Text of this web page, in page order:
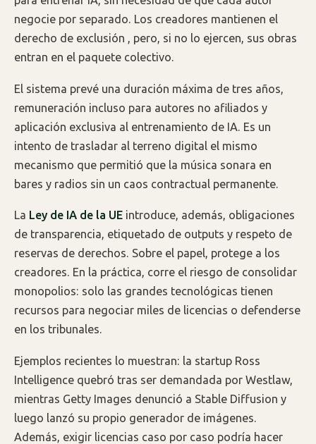
negocie por separado. Los creadores mantienen el
derecho de exclusión , pero, si no lo ejercen, sus obras
entran en el paquete colectivo.
El sistema prevé una duración máxima de tres años,
remuneración incluso para autores no afiliados y
aplicación exclusiva al entrenamiento de IA. Es un
intento de trasladar al terreno digital el mismo
mecanismo que permitió que la música sonara en
bares y radios sin un caos contractual permanente.
La Ley de IA de la UE introduce, además, obligaciones
de transparencia, etiquetado de outputs y respeto de
reservas de derechos. Sobre el papel, protege a los
creadores. En la práctica, corre el riesgo de consolidar
monopolios: solo las grandes tecnológicas tienen
recursos para negociar miles de licencias o defenderse
en los tribunales.
Ejemplos recientes lo muestran: la startup Ross
Intelligence quebró tras ser demandada por Westlaw,
mientras Getty Images denunció a Stable Diffusion y
luego lanzó su propio generador de imágenes.
Además, exigir licencias caso por caso podría hacer